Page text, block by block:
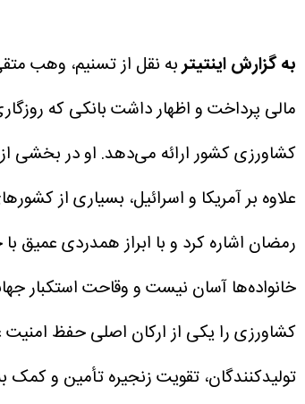
به گزارش اینتیتربه نقل از تسنیم، وهب
علاوه بر آمریکا و اسرائیل، بسیاری از
رمضان اشاره کرد و با ابراز همدردی عمیق
خانواده‌ها آسان نیست و وقاحت استکبار
کشاورزی را یکی از ارکان اصلی حفظ
تولیدکنندگان، تقویت زنجیره تأمین و